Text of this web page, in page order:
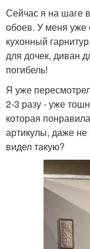
Сейчас я на шаге
обоев. У меня уже
кухонный
для дочек, диван
погибель!
Я уже
2-3 разу - уже
которая
артикулы, даже не
видел такую?